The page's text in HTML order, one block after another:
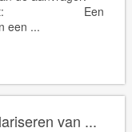
Een
een ...
van ...